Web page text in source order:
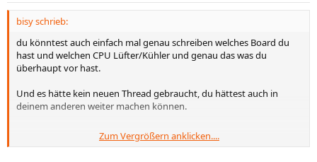
bisy schrieb:
du könntest auch einfach mal genau schreiben welches Board du
hast und welchen CPU Lüfter/Kühler und genau das was du
überhaupt vor hast.
Und es hätte kein neuen Thread gebraucht, du hättest auch in
deinem anderen weiter machen können.
wenn du da mehr anschließen willst, an einem Anschluss brauchst
Zum Vergrößern anklicken....